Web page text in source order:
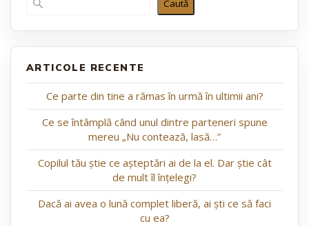
Caută
ARTICOLE RECENTE
Ce parte din tine a rămas în urmă în ultimii ani?
Ce se întâmplă când unul dintre parteneri spune
mereu „Nu contează, lasă…”
Copilul tău știe ce așteptări ai de la el. Dar știe cât
de mult îl înțelegi?
Dacă ai avea o lună complet liberă, ai ști ce să faci
cu ea?